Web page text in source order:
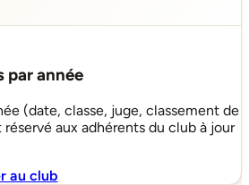
par année
(date, classe, juge, classement de
aux adhérents du club à jour
au club